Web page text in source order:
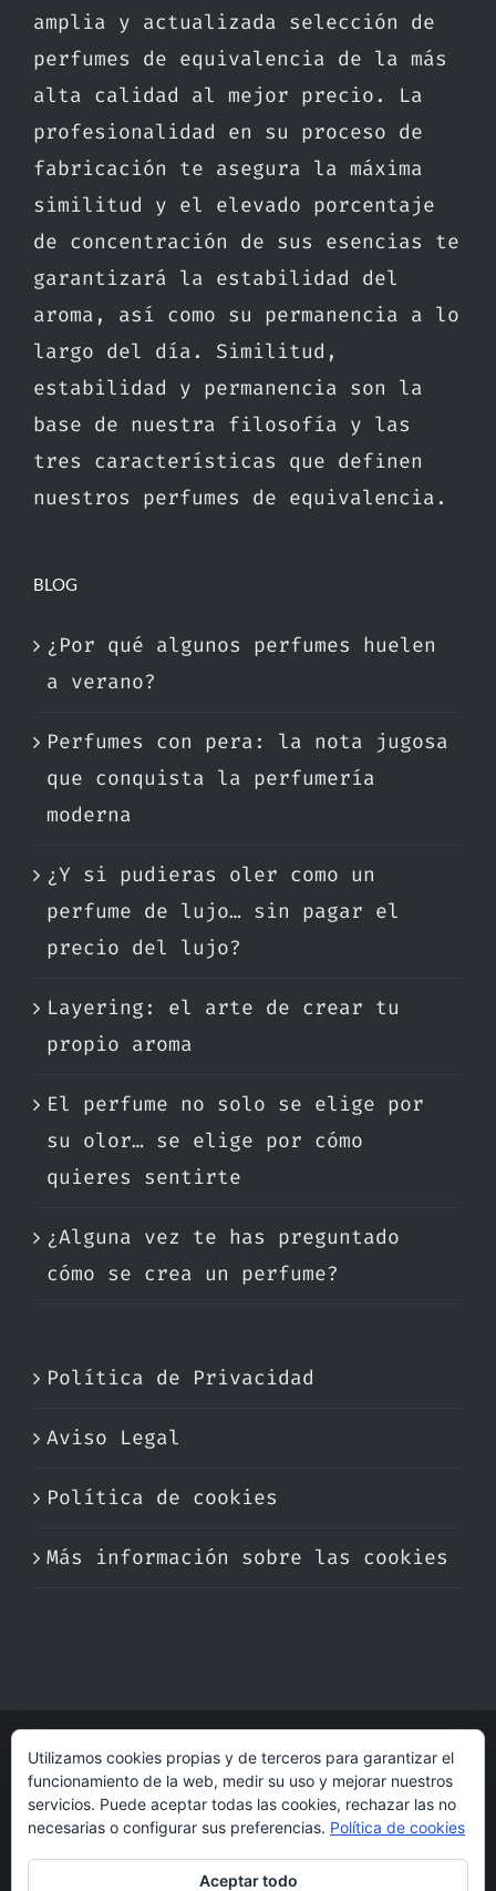
amplia y actualizada selección de
perfumes de equivalencia de la más
alta calidad al mejor precio. La
profesionalidad en su proceso de
fabricación te asegura la máxima
similitud y el elevado porcentaje
de concentración de sus esencias te
garantizará la estabilidad del
aroma, así como su permanencia a lo
largo del día. Similitud,
estabilidad y permanencia son la
base de nuestra filosofía y las
tres características que definen
nuestros perfumes de equivalencia.
BLOG
¿Por qué algunos perfumes huelen
a verano?
Perfumes con pera: la nota jugosa
que conquista la perfumería
moderna
¿Y si pudieras oler como un
perfume de lujo… sin pagar el
precio del lujo?
Layering: el arte de crear tu
propio aroma
El perfume no solo se elige por
su olor… se elige por cómo
quieres sentirte
¿Alguna vez te has preguntado
cómo se crea un perfume?
Política de Privacidad
Aviso Legal
Política de cookies
Más información sobre las cookies
© Copyright 2017 -2026 | Perfumare
| Derechos Reservados | Hecho con cariño
pordogleg
Utilizamos cookies propias y de terceros para garantizar el
funcionamiento de la web, medir su uso y mejorar nuestros
servicios. Puede aceptar todas las cookies, rechazar las no
necesarias o configurar sus preferencias. Política de cookies
Aceptar todo